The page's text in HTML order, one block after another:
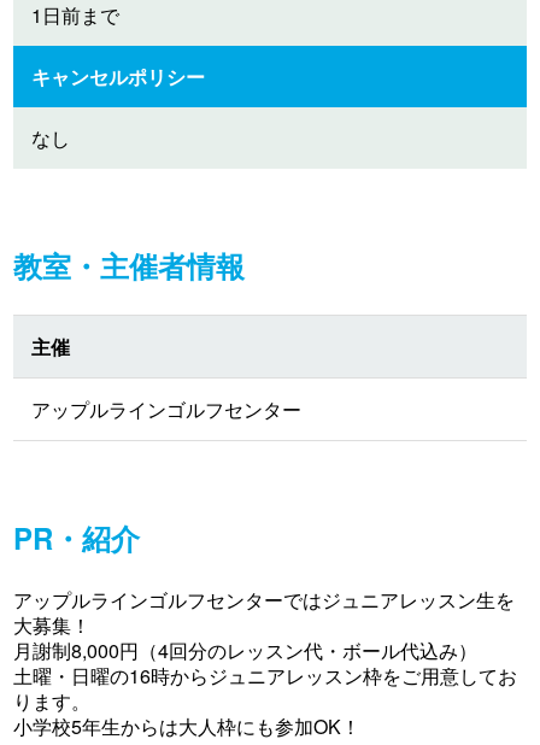
1日前まで
キャンセルポリシー
なし
教室・主催者情報
主催
アップルラインゴルフセンター
PR・紹介
アップルラインゴルフセンターではジュニアレッスン生を
大募集！
月謝制8,000円（4回分のレッスン代・ボール代込み）
土曜・日曜の16時からジュニアレッスン枠をご用意してお
ります。
小学校5年生からは大人枠にも参加OK！